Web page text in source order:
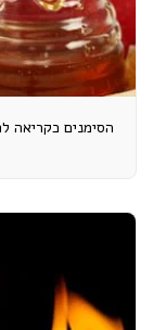
הסימנים כקריאה